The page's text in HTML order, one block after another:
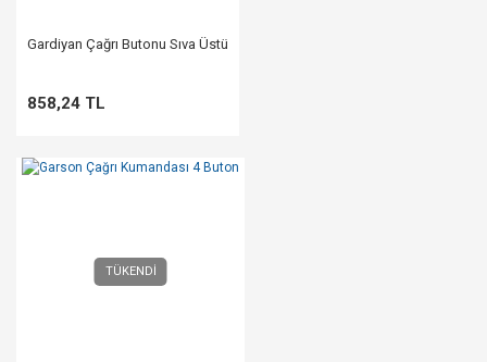
Gardiyan Çağrı Butonu Sıva Üstü
858,24 TL
TÜKENDİ